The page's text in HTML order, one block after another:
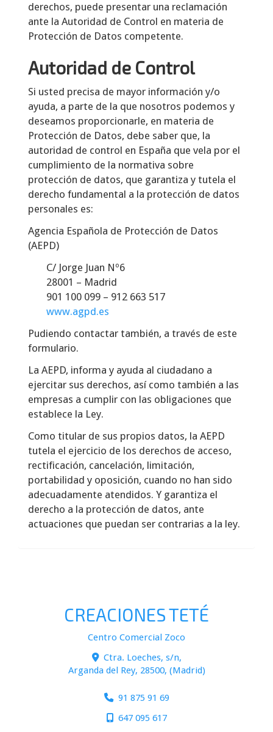
derechos, puede presentar una reclamación
ante la Autoridad de Control en materia de
Protección de Datos competente.
Autoridad de Control
Si usted precisa de mayor información y/o
ayuda, a parte de la que nosotros podemos y
deseamos proporcionarle, en materia de
Protección de Datos, debe saber que, la
autoridad de control en España que vela por el
cumplimiento de la normativa sobre
protección de datos, que garantiza y tutela el
derecho fundamental a la protección de datos
personales es:
Agencia Española de Protección de Datos
(AEPD)
C/ Jorge Juan Nº6
28001 – Madrid
901 100 099 – 912 663 517
www.agpd.es
Pudiendo contactar también, a través de este
formulario.
La AEPD, informa y ayuda al ciudadano a
ejercitar sus derechos, así como también a las
empresas a cumplir con las obligaciones que
establece la Ley.
Como titular de sus propios datos, la AEPD
tutela el ejercicio de los derechos de acceso,
rectificación, cancelación, limitación,
portabilidad y oposición, cuando no han sido
adecuadamente atendidos. Y garantiza el
derecho a la protección de datos, ante
actuaciones que puedan ser contrarias a la ley.
CREACIONES TETÉ
Centro Comercial Zoco
Ctra. Loeches, s/n,
Arganda del Rey, 28500, (Madrid)
91 875 91 69
647 095 617